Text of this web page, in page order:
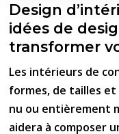
Design
idées de
transformer
Les intérieurs de
formes, de tailles
nu ou entièrement
aidera à composer